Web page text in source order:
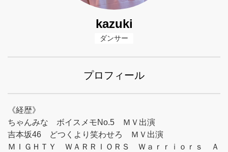
kazuki
ダンサー
プロフィール
《経歴》
ちゃんみな ボイスメモNo.5 ＭＶ出演
吉本坂46 どつくより笑わせろ ＭＶ出演
ＭＩＧＨＴＹ ＷＡＲＲＩＯＲＳ Ｗａｒｒｉｏｒｓ Ａ